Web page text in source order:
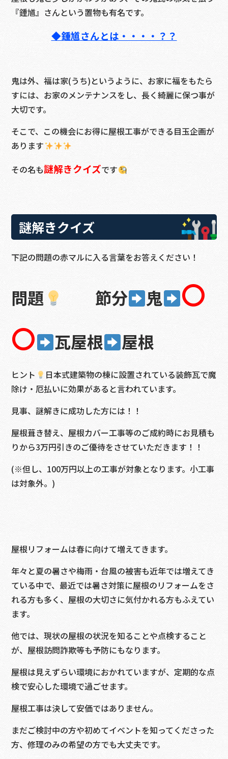
『鍾馗』さんという置物も有名です。
◆鍾馗さんとは・・・・？？
鬼は外、福は家(うち)というように、お家に福をもたら
すには、お家のメンテナンスをし、長く綺麗に保つ事が
大切です。
そこで、この機会にお得に屋根工事ができる目玉企画が
あります
その名も謎解きクイズです
謎解きクイズ
下記の問題の赤マルに入る言葉をお答えください！
問題 節分 鬼
〇
〇
瓦屋根 屋根
ヒント
日本式建築物の棟に設置されている装飾瓦で魔
除け・厄払いに効果があると言われています。
見事、謎解きに成功した方には！！
屋根葺き替え、屋根カバー工事等のご成約時にお見積も
りから3万円引きのご優待をさせていただきます！！
(※但し、100万円以上の工事が対象となります。小工事
は対象外。)
屋根リフォームは春に向けて増えてきます。
年々と夏の暑さや梅雨・台風の被害も近年では増えてき
ている中で、最近では暑さ対策に屋根のリフォームをさ
れる方も多く、屋根の大切さに気付かれる方もふえてい
ます。
他では、現状の屋根の状況を知ることや点検すること
が、屋根訪問詐欺等も予防にもなります。
屋根は見えずらい環境におかれていますが、定期的な点
検で安心した環境で過ごせます。
屋根工事は決して安価ではありません。
まだご検討中の方や初めてイベントを知ってくださった
方、修理のみの希望の方でも大丈夫です。